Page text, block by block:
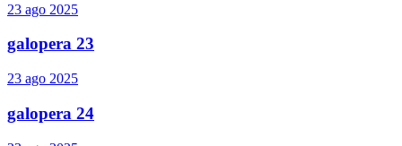
23 ago 2025
galopera 23
23 ago 2025
galopera 24